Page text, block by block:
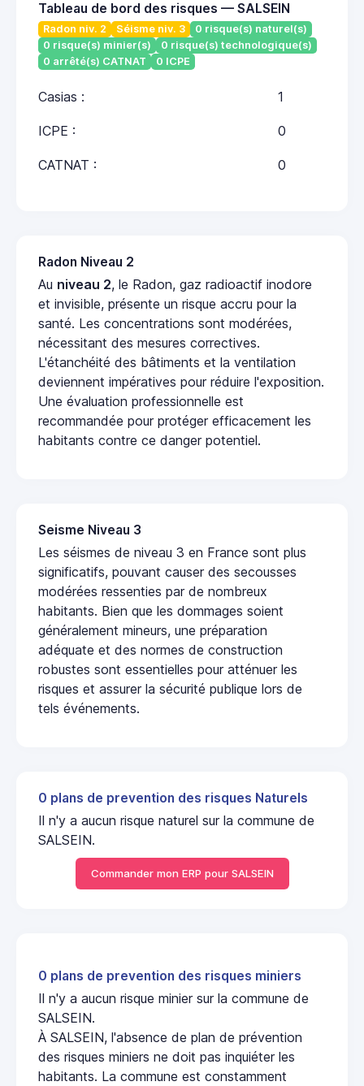
Tableau de bord des risques — SALSEIN
Radon niv. 2 Séisme niv. 3
0 risque(s) naturel(s)
0 risque(s) minier(s)
0 risque(s) technologique(s)
0 arrêté(s) CATNAT
0 ICPE
Casias : 1
ICPE : 0
CATNAT : 0
Radon Niveau 2
Au niveau 2, le Radon, gaz radioactif inodore
et invisible, présente un risque accru pour la
santé. Les concentrations sont modérées,
nécessitant des mesures correctives.
L'étanchéité des bâtiments et la ventilation
deviennent impératives pour réduire l'exposition.
Une évaluation professionnelle est
recommandée pour protéger efficacement les
habitants contre ce danger potentiel.
Seisme Niveau 3
Les séismes de niveau 3 en France sont plus
significatifs, pouvant causer des secousses
modérées ressenties par de nombreux
habitants. Bien que les dommages soient
généralement mineurs, une préparation
adéquate et des normes de construction
robustes sont essentielles pour atténuer les
risques et assurer la sécurité publique lors de
tels événements.
0 plans de prevention des risques Naturels
Il n'y a aucun risque naturel sur la commune de
SALSEIN.
Commander mon ERP pour SALSEIN
0 plans de prevention des risques miniers
Il n'y a aucun risque minier sur la commune de
SALSEIN.
À SALSEIN, l'absence de plan de prévention
des risques miniers ne doit pas inquiéter les
habitants. La commune est constamment